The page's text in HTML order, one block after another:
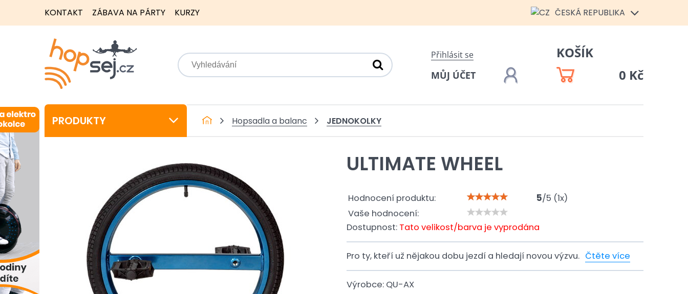
KONTAKT ZÁBAVA NA PÁRTY KURZY ČESKÁ REPUBLIKA
Přihlásit se
MŮJ ÚČET
KOŠÍK
0 Kč
PRODUKTY Hopsadla a balanc JEDNOKOLKY
ULTIMATE WHEEL
Hodnocení produktu: 5/5 (1x)
Vaše hodnocení:
Dostupnost: Tato velikost/barva je vyprodána
Pro ty, kteří už nějakou dobu jezdí a hledají novou výzvu. Čtěte více
Výrobce: QU-AX